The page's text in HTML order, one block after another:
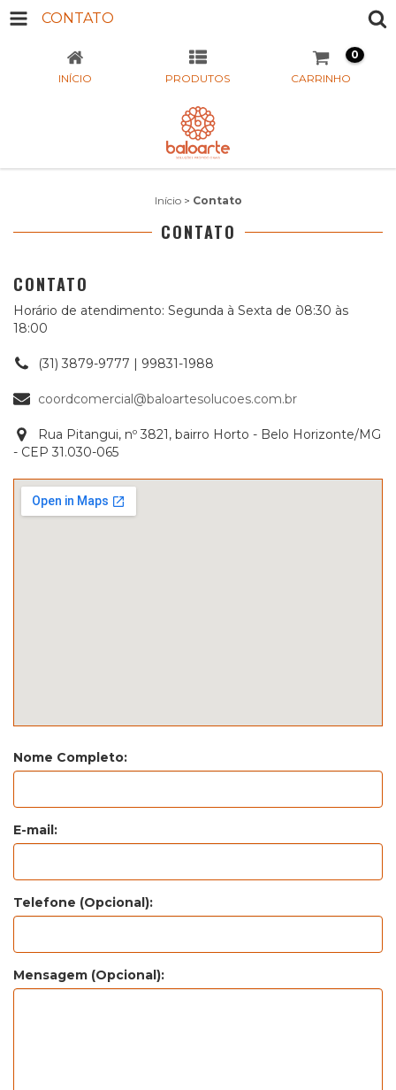
CONTATO
INÍCIO PRODUTOS CARRINHO
0
Início > Contato
CONTATO
CONTATO
Horário de atendimento: Segunda à Sexta de 08:30 às
18:00
(31) 3879-9777 | 99831-1988
coordcomercial@baloartesolucoes.com.br
Rua Pitangui, nº 3821, bairro Horto - Belo Horizonte/MG
- CEP 31.030-065
Nome Completo:
E-mail:
Telefone (Opcional):
Mensagem (Opcional):